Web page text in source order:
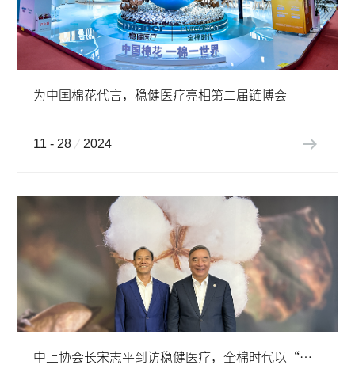
为中国棉花代言，稳健医疗亮相第二届链博会
11 - 28 2024
中上协会长宋志平到访稳健医疗，全棉时代以“一朵棉花”构建核心竞争力